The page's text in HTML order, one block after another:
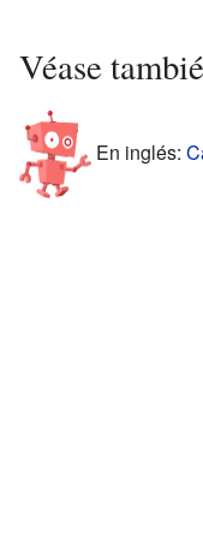
Véase
En inglés: